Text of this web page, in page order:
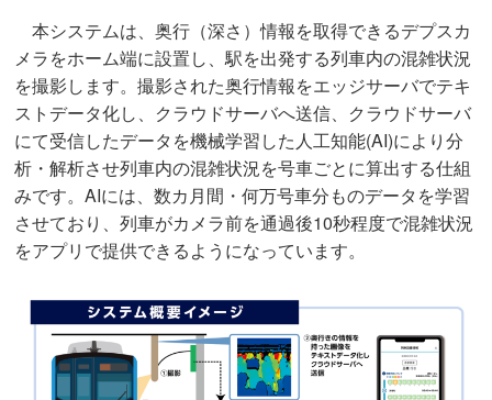
本システムは、奥行（深さ）情報を取得できるデプスカ
メラをホーム端に設置し、駅を出発する列車内の混雑状況
を撮影します。撮影された奥行情報をエッジサーバでテキ
ストデータ化し、クラウドサーバへ送信、クラウドサーバ
にて受信したデータを機械学習した人工知能(AI)により分
析・解析させ列車内の混雑状況を号車ごとに算出する仕組
みです。AIには、数カ月間・何万号車分ものデータを学習
させており、列車がカメラ前を通過後10秒程度で混雑状況
をアプリで提供できるようになっています。